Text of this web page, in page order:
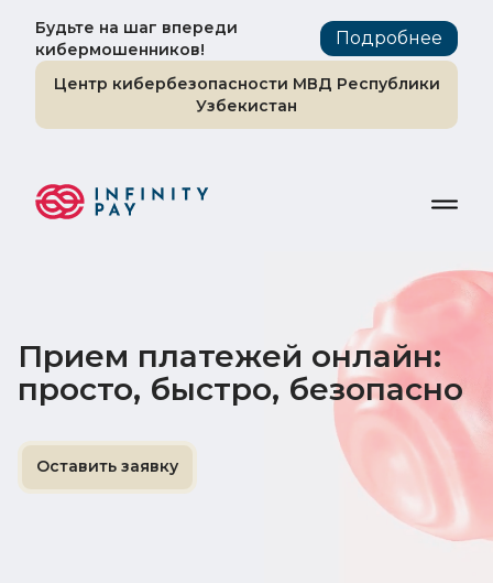
Будьте на шаг впереди
кибермошенников!
Подробнее
Центр кибербезопасности МВД Республики
Узбекистан
Прием платежей онлайн:
просто, быстро, безопасно
Оставить заявку